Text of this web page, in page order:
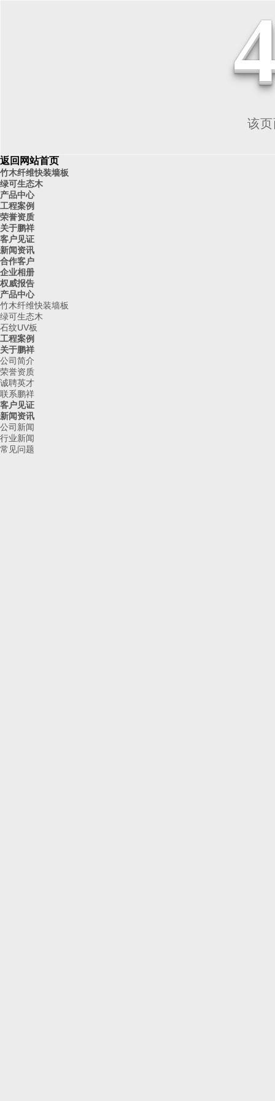
该
返回网站首页
竹木纤维快装墙板
绿可生态木
产品中心
工程案例
荣誉资质
关于鹏祥
客户见证
新闻资讯
合作客户
企业相册
权威报告
产品中心
竹木纤维快装墙板
绿可生态木
石纹UV板
工程案例
关于鹏祥
公司简介
荣誉资质
诚聘英才
联系鹏祥
客户见证
新闻资讯
公司新闻
行业新闻
常见问题